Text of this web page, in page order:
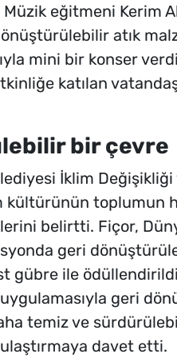
Müzik eğitmeni Kerim
atık
mini bir konser
katılan
bir çevre
İklim Değişikliği
kültürünün toplumun
belirtti. Fiçor,
geri
gübre ile
geri
temiz ve
davet etti.